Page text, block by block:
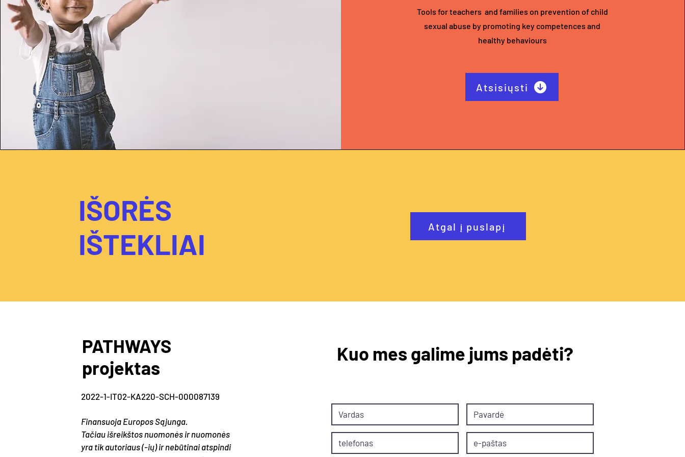
Tools for teachers and families on prevention of child
sexual abuse by promoting key competences and
healthy behaviours
Atsisiųsti
IŠORĖS
IŠTEKLIAI
Atgal į puslapį
PATHWAYS
projektas
2022-1-IT02-KA220-SCH-000087139
Finansuoja Europos Sąjunga.
Tačiau išreikštos nuomonės ir nuomonės
yra tik autoriaus (-ių) ir nebūtinai atspindi
Kuo mes galime jums padėti?